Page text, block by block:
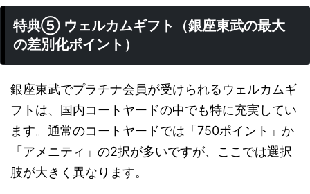
特典⑤ ウェルカムギフト（銀座東武の最大
の差別化ポイント）
銀座東武でプラチナ会員が受けられるウェルカムギ
フトは、国内コートヤードの中でも特に充実してい
ます。通常のコートヤードでは「750ポイント」か
「アメニティ」の2択が多いですが、ここでは選択
肢が大きく異なります。